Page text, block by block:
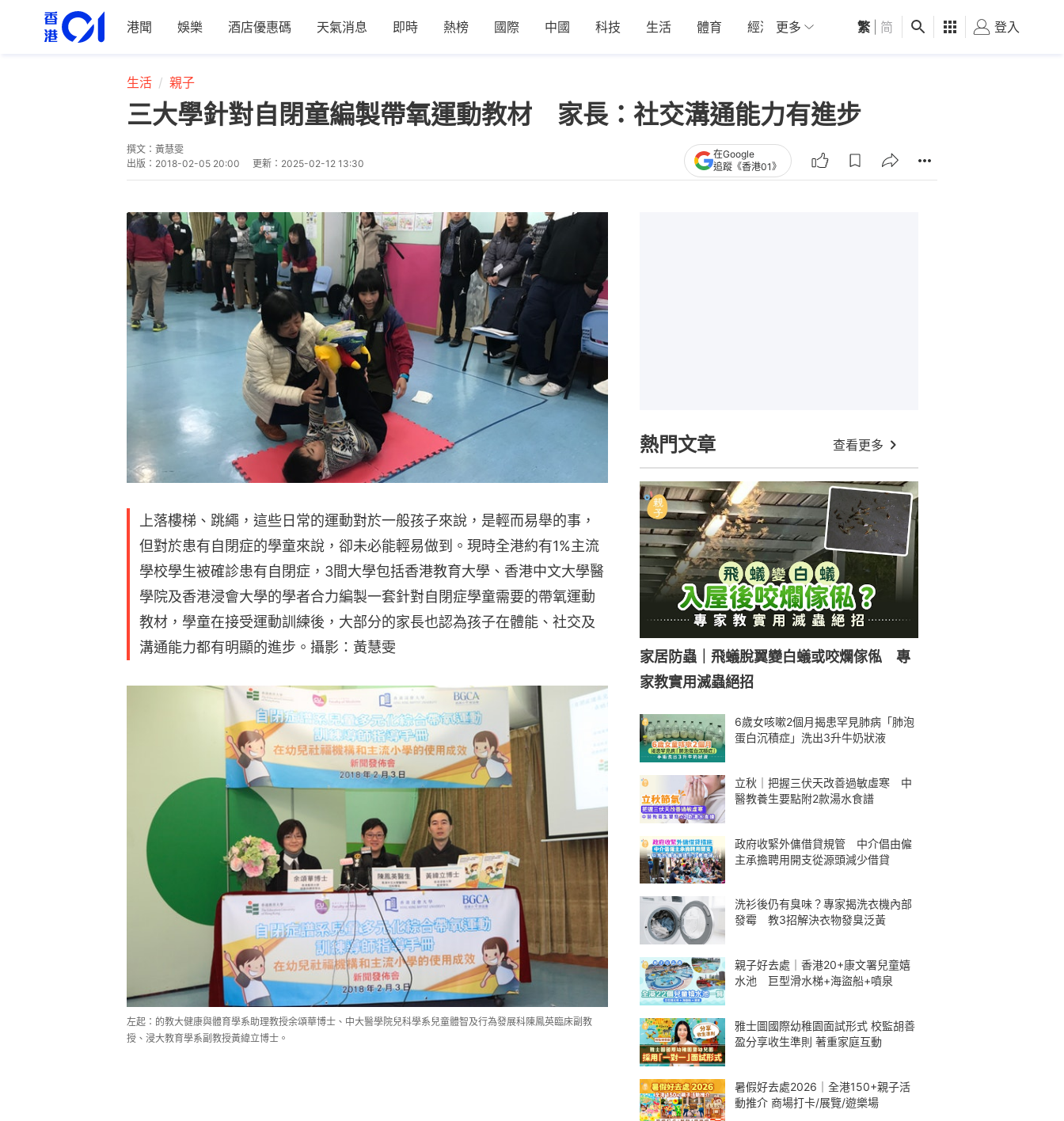
港聞 娛樂 酒店優惠碼 天氣消息 即時 熱榜 國際 中國 科技 生活 體育 經濟 01深圳 觀點 健康 好食玩飛
更多 繁 简 登入
生活 親子
三大學針對自閉童編製帶氧運動教材 家長：社交溝通能力有進步
撰文： 黃慧雯
出版： 2018-02-05 20:00 更新： 2025-02-12 13:30
在Google
追蹤《香港01》
上落樓梯、跳繩，這些日常的運動對於一般孩子來說，是輕而易舉的事，
但對於患有自閉症的學童來說，卻未必能輕易做到。現時全港約有1%主流
學校學生被確診患有自閉症，3間大學包括香港教育大學、香港中文大學醫
學院及香港浸會大學的學者合力編製一套針對自閉症學童需要的帶氧運動
教材，學童在接受運動訓練後，大部分的家長也認為孩子在體能、社交及
溝通能力都有明顯的進步。攝影：黃慧雯
左起：的教大健康與體育學系助理教授余頌華博士、中大醫學院兒科學系兒童體智及行為發展科陳鳳英臨床副教
授、浸大教育學系副教授黃緯立博士。
熱門文章 查看更多
家居防蟲｜飛蟻脫翼變白蟻或咬爛傢俬 專
家教實用滅蟲絕招
6歲女咳嗽2個月揭患罕見肺病「肺泡
蛋白沉積症」洗出3升牛奶狀液
立秋｜把握三伏天改善過敏虛寒 中
醫教養生要點附2款湯水食譜
政府收緊外傭借貸規管 中介倡由僱
主承擔聘用開支從源頭減少借貸
洗衫後仍有臭味？專家揭洗衣機內部
發霉 教3招解決衣物發臭泛黃
親子好去處｜香港20+康文署兒童嬉
水池 巨型滑水梯+海盜船+噴泉
雅士圖國際幼稚園面試形式 校監胡善
盈分享收生準則 著重家庭互動
暑假好去處2026｜全港150+親子活
動推介 商場打卡/展覽/遊樂場